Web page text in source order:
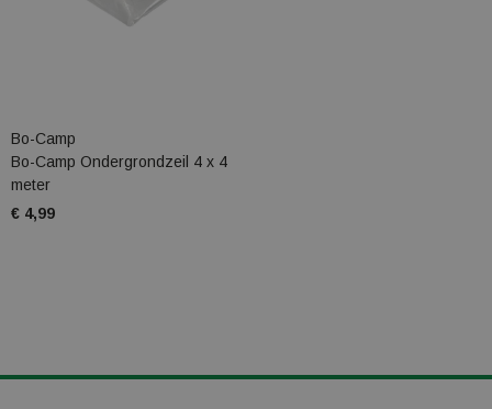
Bo-Camp
Bo-Camp Ondergrondzeil 4 x 4
meter
€ 4,99